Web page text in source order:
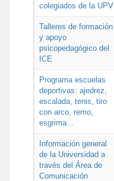
colegiados de la UPV
Talleres de formación
y apoyo
psicopedagógico del
ICE
Programa escuelas
deportivas: ajedrez,
escalada, tenis, tiro
con arco, remo,
esgrima...
Información general
de la Universidad a
través del Área de
Comunicación